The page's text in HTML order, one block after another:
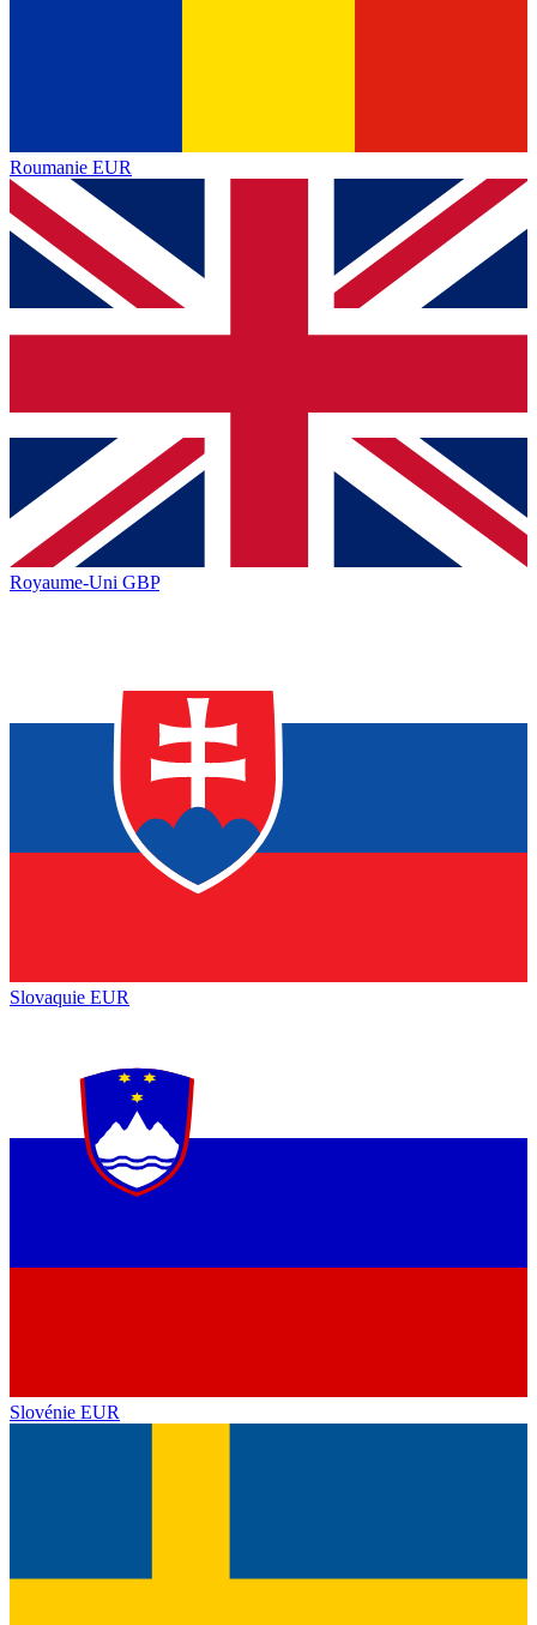
Roumanie EUR
Royaume-Uni GBP
Slovaquie EUR
Slovénie EUR